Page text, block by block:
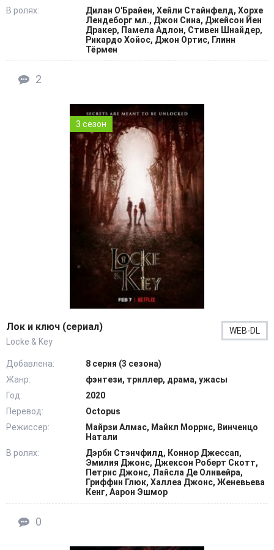
В ролях:
Дилан О'Брайен, Хейли Стайнфелд, Хорхе
Лендеборг мл., Джон Сина, Джейсон Йен
Дракер, Памела Адлон, Стивен Шнайдер,
Рикардо Хойос, Джон Ортис, Глинн
Тёрмен
2
3 сезон
Лок и ключ (сериал)
Locke & Key
WEB-DL
Добавлена:
8 серия (3 сезона)
Жанр:
фэнтези, триллер, драма, ужасы
Год:
2020
Перевод:
Octopus
Режиссер:
Майрзи Алмас, Майкл Моррис, Винченцо
Натали
В ролях:
Дэрби Стэнчфилд, Коннор Джессап,
Эмилия Джонс, Джексон Роберт Скотт,
Петрис Джонс, Лайсла Де Оливейра,
Гриффин Глюк, Халлеа Джонс, Женевьева
Кенг, Аарон Эшмор
0